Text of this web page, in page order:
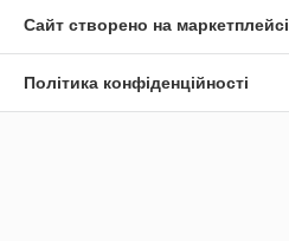
Сайт створено на маркетплейсі
Політика конфіденційності